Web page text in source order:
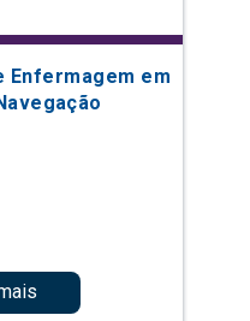
Enfermagem em